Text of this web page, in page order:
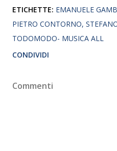
ETICHETTE: EMANUELE
PIETRO CONTORNO
TODOMODO- MUSICA ALL
CONDIVIDI
Commenti